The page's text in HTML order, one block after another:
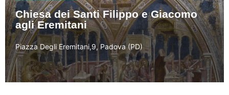
Chiesa dei Santi Filippo e Giacomo
agli Eremitani
Piazza Degli Eremitani,9, Padova (PD)